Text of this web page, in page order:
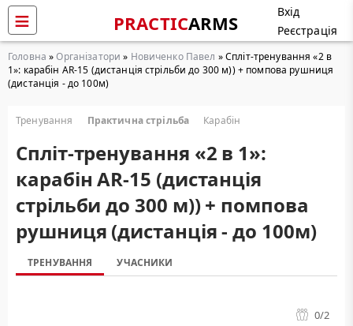
PRACTICARMS
Вхід
Реєстрація
Головна »Організатори » Новиченко Павел » Cпліт-тренування «2 в
1»: карабін AR-15 (дистанція стрільби до 300 м)) + помпова рушниця
(дистанція - до 100м)
Тренування Практична стрільба Карабін
Cпліт-тренування «2 в 1»:
карабін AR-15 (дистанція
стрільби до 300 м)) + помпова
рушниця (дистанція - до 100м)
ТРЕНУВАННЯ УЧАСНИКИ
0/2